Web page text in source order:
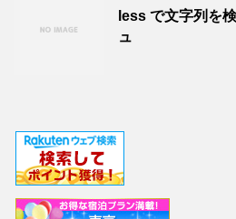
less で文字列を
ュ